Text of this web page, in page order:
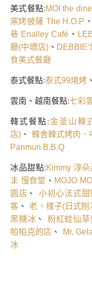
美式餐點:MOI the
窯烤披薩 The H.O.P 、
巷 Enalley Café 、
廳(中壢店)、
食美式餐廳
泰式餐點:泰式99燒烤 、
雲南、越南餐點:七彩
韓式餐點:金釜山韓
店) 、韓舍韓式烤肉．
Panmun B.B.Q
冰品甜點:Kimmy 淳
ま 慢食堂 、 MOJO
園店 、 小初心法式甜
客 、老。樣子(日式
黑糖冰 、 粉紅蛙仙
帕帕克的店 、 Mr.
冰